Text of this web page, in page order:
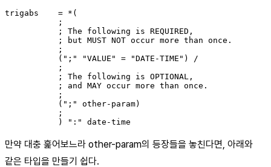
trigabs    = *(
           ;
           ; The following is REQUIRED,
           ; but MUST NOT occur more than once.
           ;
           (";" "VALUE" = "DATE-TIME") /
           ;
           ; The following is OPTIONAL,
           ; and MAY occur more than once.
           ;
           (";" other-param)
           ;
만약 대충 훑어보느라 other-param의 등장들을 놓친다면, 아래와
같은 타입을 만들기 쉽다.